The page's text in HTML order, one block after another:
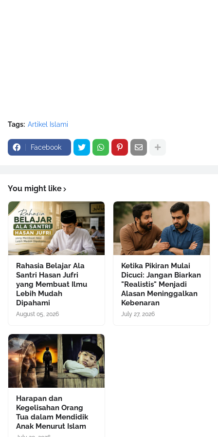
Tags: Artikel Islami
Facebook
You might like
Rahasia Belajar Ala
Santri Hasan Jufri
yang Membuat Ilmu
Lebih Mudah
Dipahami
August 05, 2026
Ketika Pikiran Mulai
Dicuci: Jangan Biarkan
"Realistis" Menjadi
Alasan Meninggalkan
Kebenaran
July 27, 2026
Harapan dan
Kegelisahan Orang
Tua dalam Mendidik
Anak Menurut Islam